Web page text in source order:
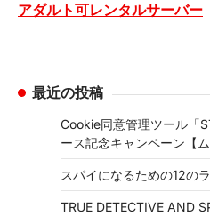
アダルト可レンタルサーバー
最近の投稿
Cookie同意管理ツール「
ース記念キャンペーン【
スパイになるための12の
TRUE DETECTIVE AND